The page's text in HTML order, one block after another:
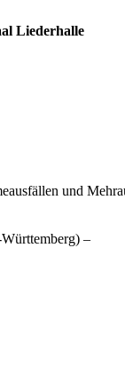
Liederhalle
und
–